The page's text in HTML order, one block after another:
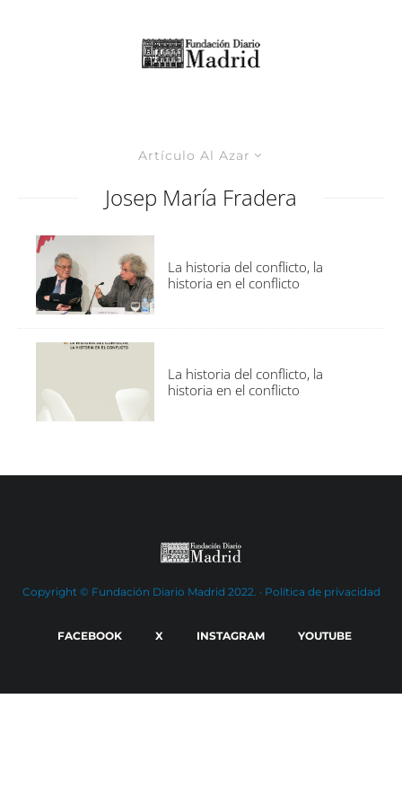
Artículo Al Azar
Josep María Fradera
La historia del conflicto, la
historia en el conflicto
La historia del conflicto, la
historia en el conflicto
Copyright © Fundación Diario Madrid 2022. · Política de privacidad
FACEBOOK X INSTAGRAM YOUTUBE